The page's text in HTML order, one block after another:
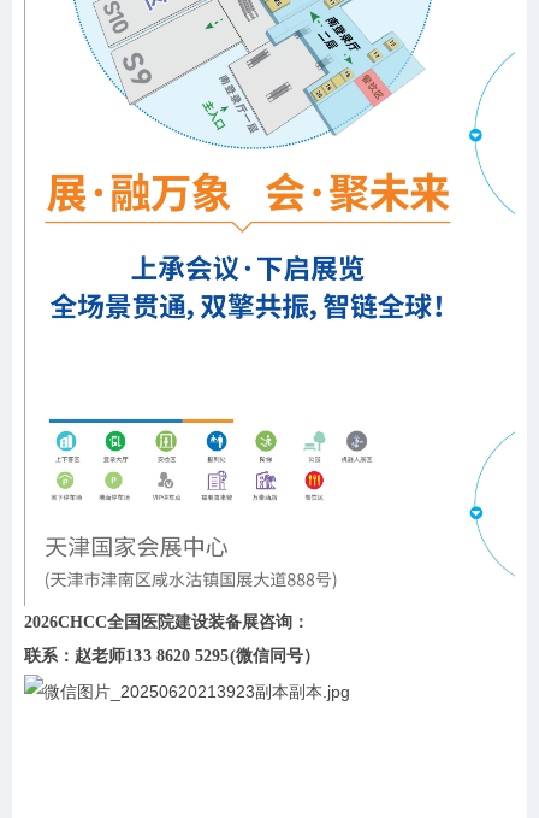
2026CHCC全国医院建设装备展咨询：
联系： 赵老师133 8620 5295(微信同号）